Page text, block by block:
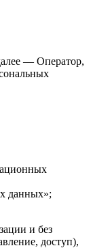
— Оператор,
данных»;
и без
доступ),